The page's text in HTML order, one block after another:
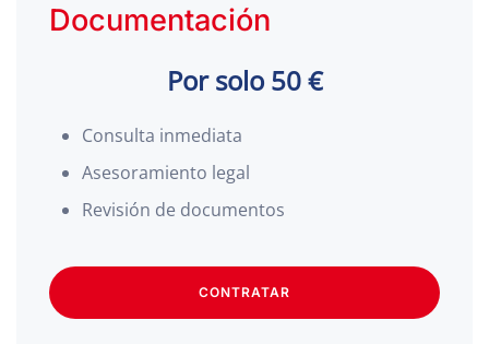
Documentación
Por solo 50 €
Consulta inmediata
Asesoramiento legal
Revisión de documentos
CONTRATAR